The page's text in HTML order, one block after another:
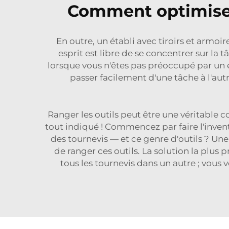
Comment
En outre, un établi avec tiroirs et
esprit est libre de se concentrer sur la
lorsque vous n'êtes pas préoccupé par
passer facilement d'une tâche à
Ranger les outils peut être une véritable
tout indiqué ! Commencez par faire
des tournevis — et ce genre d'outils ?
de ranger ces outils. La solution la plus
tous les tournevis dans un autre ; vous